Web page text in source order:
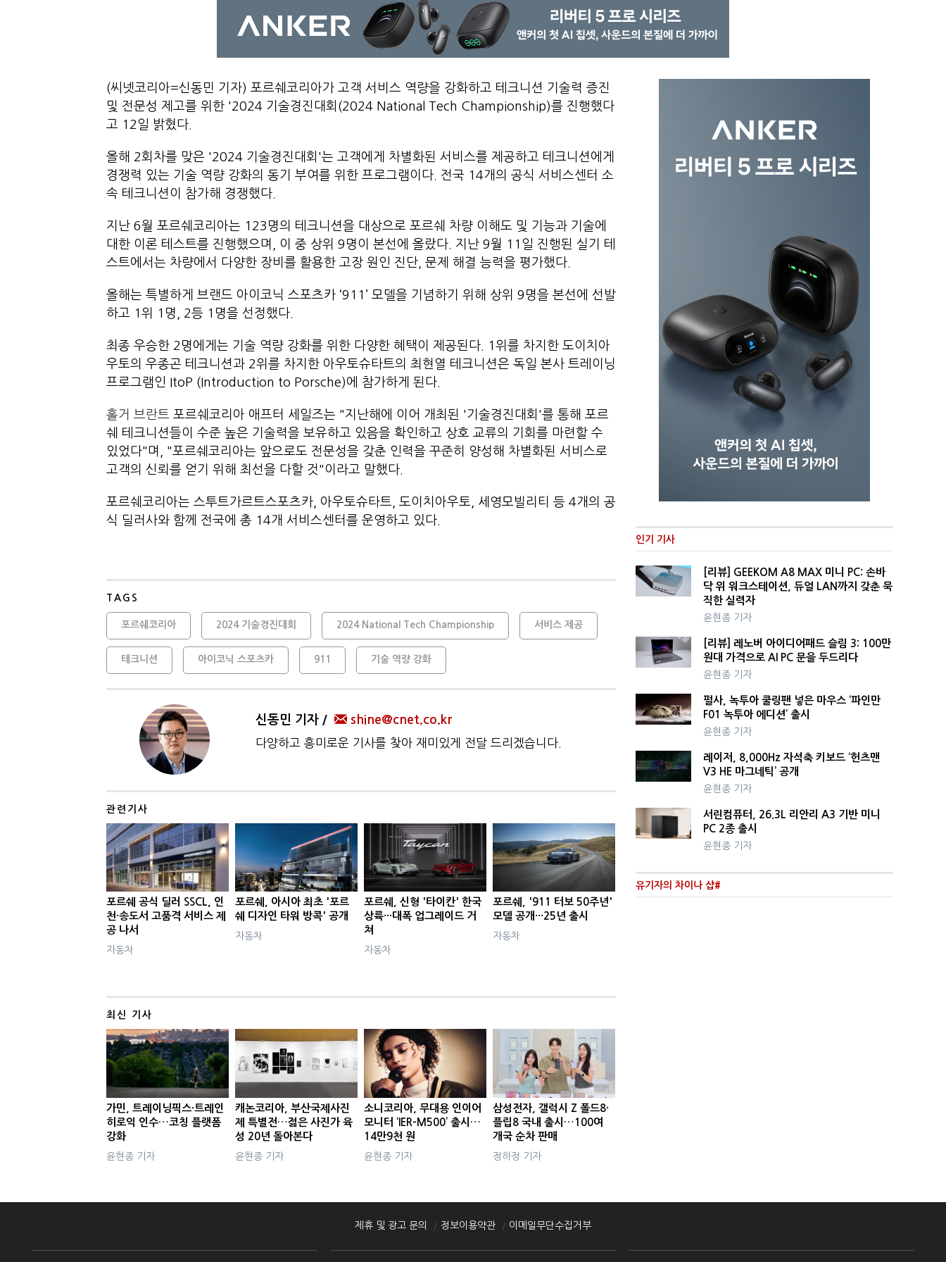
(씨넷코리아=신동민 기자) 포르쉐코리아가 고객 서비스 역량을 강화하고 테크니션 기술력 증진
및 전문성 제고를 위한 '2024 기술경진대회(2024 National Tech Championship)를 진행했다
고 12일 밝혔다.
올해 2회차를 맞은 '2024 기술경진대회'는 고객에게 차별화된 서비스를 제공하고 테크니션에게
경쟁력 있는 기술 역량 강화의 동기 부여를 위한 프로그램이다. 전국 14개의 공식 서비스센터 소
속 테크니션이 참가해 경쟁했다.
지난 6월 포르쉐코리아는 123명의 테크니션을 대상으로 포르쉐 차량 이해도 및 기능과 기술에
대한 이론 테스트를 진행했으며, 이 중 상위 9명이 본선에 올랐다. 지난 9월 11일 진행된 실기 테
스트에서는 차량에서 다양한 장비를 활용한 고장 원인 진단, 문제 해결 능력을 평가했다.
올해는 특별하게 브랜드 아이코닉 스포츠카 ‘911’ 모델을 기념하기 위해 상위 9명을 본선에 선발
하고 1위 1명, 2등 1명을 선정했다.
최종 우승한 2명에게는 기술 역량 강화를 위한 다양한 혜택이 제공된다. 1위를 차지한 도이치아
우토의 우종곤 테크니션과 2위를 차지한 아우토슈타트의 최현열 테크니션은 독일 본사 트레이닝
프로그램인 ItoP (Introduction to Porsche)에 참가하게 된다.
홀거 브란트 포르쉐코리아 애프터 세일즈는 "지난해에 이어 개최된 '기술경진대회'를 통해 포르
쉐 테크니션들이 수준 높은 기술력을 보유하고 있음을 확인하고 상호 교류의 기회를 마련할 수
있었다"며, "포르쉐코리아는 앞으로도 전문성을 갖춘 인력을 꾸준히 양성해 차별화된 서비스로
고객의 신뢰를 얻기 위해 최선을 다할 것"이라고 말했다.
포르쉐코리아는 스투트가르트스포츠카, 아우토슈타트, 도이치아우토, 세영모빌리티 등 4개의 공
식 딜러사와 함께 전국에 총 14개 서비스센터를 운영하고 있다.
TAGS
포르쉐코리아 2024 기술경진대회 2024 National Tech Championship 서비스 제공
테크니션 아이코닉 스포츠카 911 기술 역량 강화
신동민 기자 shine@cnet.co.kr
다양하고 흥미로운 기사를 찾아 재미있게 전달 드리겠습니다.
관련기사
포르쉐 공식 딜러 SSCL, 인
천·송도서 고품격 서비스 제
공 나서
자동차
포르쉐, 아시아 최초 '포르
쉐 디자인 타워 방콕' 공개
자동차
포르쉐, 신형 '타이칸' 한국
상륙···대폭 업그레이드 거
쳐
자동차
포르쉐, '911 터보 50주년'
모델 공개···25년 출시
자동차
최신 기사
가민, 트레이닝픽스·트레인
히로익 인수…코칭 플랫폼
강화
윤현종 기자
캐논코리아, 부산국제사진
제 특별전…젊은 사진가 육
성 20년 돌아본다
윤현종 기자
소니코리아, 무대용 인이어
모니터 ‘IER-M500’ 출시…
14만9천 원
윤현종 기자
삼성전자, 갤럭시 Z 폴드8·
플립8 국내 출시…100여
개국 순차 판매
정하정 기자
인기 기사
[리뷰] GEEKOM A8 MAX 미니 PC: 손바
닥 위 워크스테이션, 듀얼 LAN까지 갖춘 묵
직한 실력자
윤현종 기자
[리뷰] 레노버 아이디어패드 슬림 3: 100만
원대 가격으로 AI PC 문을 두드리다
윤현종 기자
펄사, 녹투아 쿨링팬 넣은 마우스 ‘파인만
F01 녹투아 에디션’ 출시
윤현종 기자
레이저, 8,000Hz 자석축 키보드 ‘헌츠맨
V3 HE 마그네틱’ 공개
윤현종 기자
서린컴퓨터, 26.3L 리안리 A3 기반 미니
PC 2종 출시
윤현종 기자
유기자의 차이나 샵#
제휴 및 광고 문의 정보이용약관 이메일무단수집거부